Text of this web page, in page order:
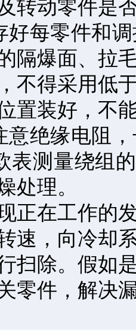
转动零件是
零件和调
隔爆面、拉
不得采用低
置装好，不
缘电阻，
表测量绕组
处理。
在工作的发
速，向冷却
扫除。假如
零件，解决